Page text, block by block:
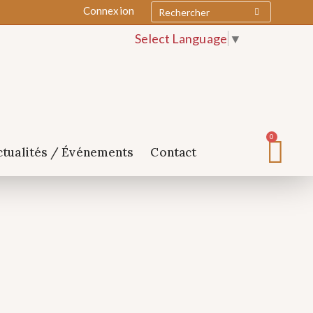
Connexion
Select Language ▼
/ Événements Contact
0